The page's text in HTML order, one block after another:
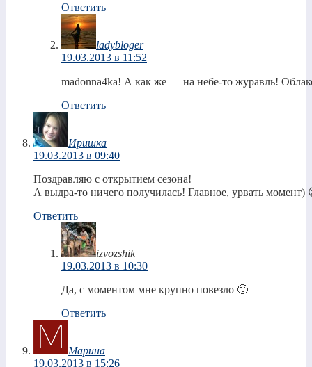
Ответить
ladybloger
19.03.2013 в 11:52
madonna4ka! А как же — на небе-то журавль!
Ответить
Иришка
19.03.2013 в 09:40
Поздравляю с открытием сезона!
А выдра-то ничего получилась! Главное, урвать момент)
Ответить
izvozshik
19.03.2013 в 10:30
Да, с моментом мне крупно повезло 🙂
Ответить
Марина
19.03.2013 в 15:26